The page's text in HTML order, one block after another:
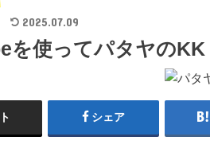
2025.07.09
を使ってパタヤの
シェア